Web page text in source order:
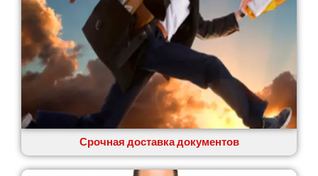
Светловодск
Святопетровское
Тальное
Тарасовка
Тернополь
Терновка
Трусковец
Тульчин
Украинка
Умань
Срочная доставка документов